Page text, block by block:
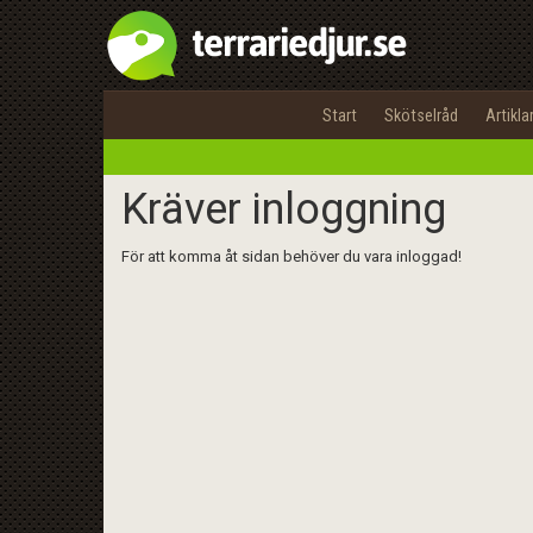
Start Skötselråd Artiklar
Kräver inloggning
För att komma åt sidan behöver du vara inloggad!